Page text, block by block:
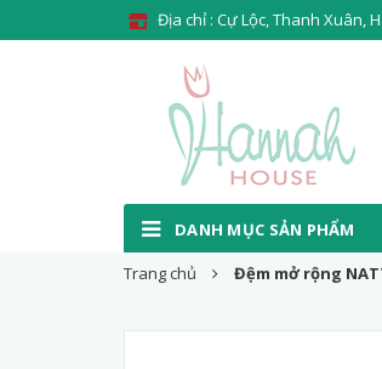
Địa chỉ : Cự Lộc, Thanh Xuân,
DANH MỤC SẢN PHẨM
Trang chủ Đệm mở rộng